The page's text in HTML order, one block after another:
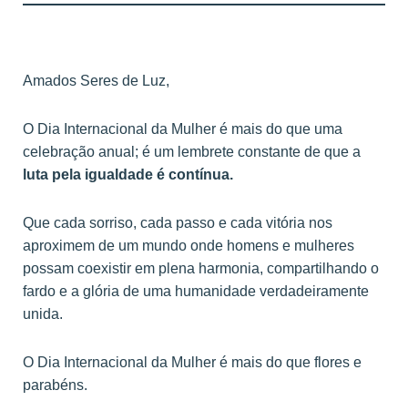
Amados Seres de Luz,
O Dia Internacional da Mulher é mais do que uma
celebração anual; é um lembrete constante de que a
luta pela igualdade é contínua.
Que cada sorriso, cada passo e cada vitória nos
aproximem de um mundo onde homens e mulheres
possam coexistir em plena harmonia, compartilhando o
fardo e a glória de uma humanidade verdadeiramente
unida.
O Dia Internacional da Mulher é mais do que flores e
parabéns.